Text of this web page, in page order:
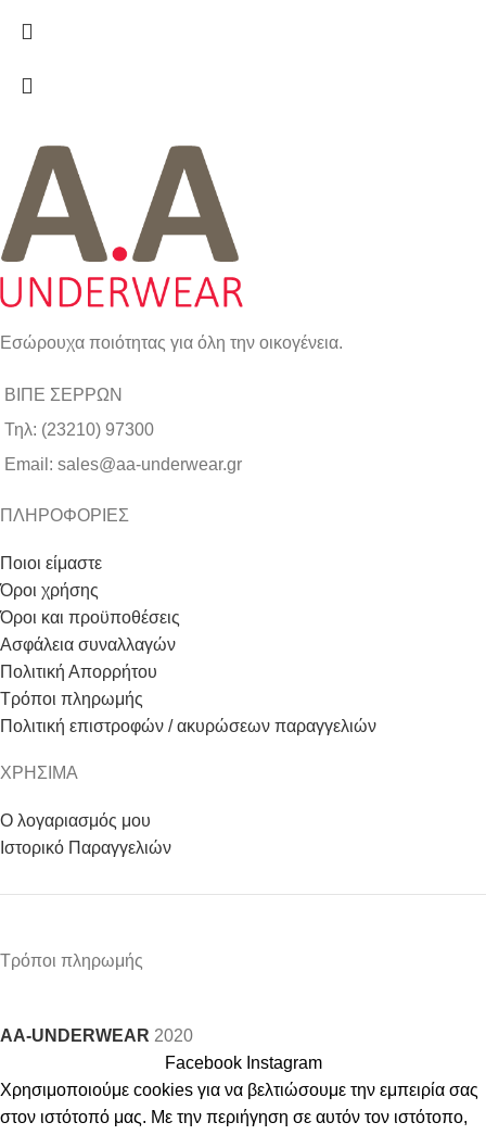
Εσώρουχα ποιότητας για όλη την οικογένεια.
ΒΙΠΕ ΣΕΡΡΩΝ
Τηλ: (23210) 97300
Email: sales@aa-underwear.gr
ΠΛΗΡΟΦΟΡΙΕΣ
Ποιοι είμαστε
Όροι χρήσης
Όροι και προϋποθέσεις
Ασφάλεια συναλλαγών
Πολιτική Απορρήτου
Τρόποι πληρωμής
Πολιτική επιστροφών / ακυρώσεων παραγγελιών
ΧΡΗΣΙΜΑ
Ο λογαριασμός μου
Ιστορικό Παραγγελιών
Τρόποι πληρωμής
AA-UNDERWEAR 2020
Facebook Instagram
Χρησιμοποιούμε cookies για να βελτιώσουμε την εμπειρία σας
στον ιστότοπό μας. Με την περιήγηση σε αυτόν τον ιστότοπο,